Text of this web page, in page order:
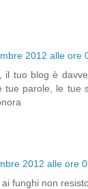
2012 alle ore
il tuo blog è
tue parole, le tue
2012 alle ore
funghi non